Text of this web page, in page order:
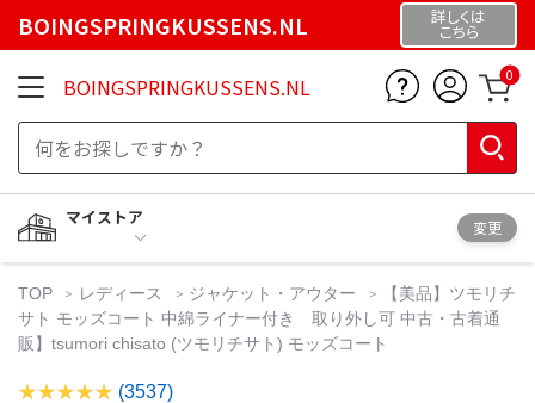
BOINGSPRINGKUSSENS.NL 詳しくは
こちら
BOINGSPRINGKUSSENS.NL 0
マイストア
変更
TOP レディース ジャケット・アウター
【美品】ツモリチ
サト モッズコート 中綿ライナー付き 取り外し可 中古・古着通
販】tsumori chisato (ツモリチサト) モッズコート
(3537)